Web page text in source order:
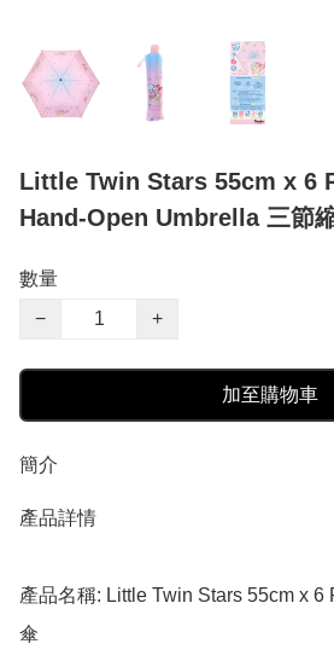
Little Twin Stars 55cm x 6
Hand-Open Umbrella 三節
數量
−
+
加至購物車
簡介
產品詳情
產品名稱: Little Twin Stars 55cm x 6
傘